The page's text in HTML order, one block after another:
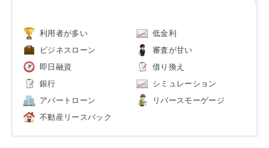
利用者が多い 低金利
ビジネスローン 審査が甘い
即日融資 借り換え
銀行 シミュレーション
アパートローン リバースモーゲージ
不動産リースバック